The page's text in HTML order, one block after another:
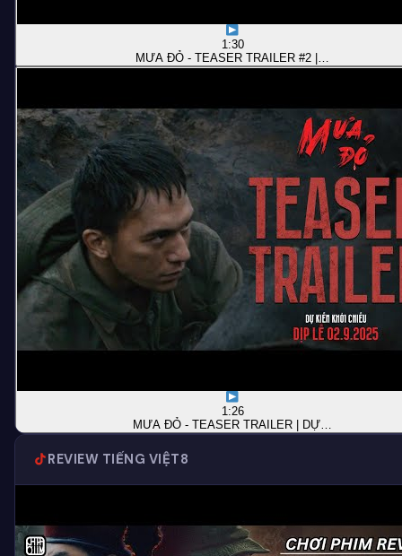
1:30
MƯA ĐỎ - TEASER TRAILER #2 |…
1:26
MƯA ĐỎ - TEASER TRAILER | DỰ…
REVIEW TIẾNG VIỆT8